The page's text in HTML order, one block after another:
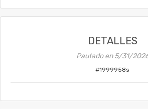
DETALLES
Pautado en5/31/
#1999958s